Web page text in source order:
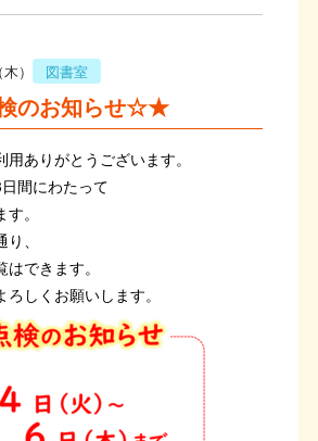
） 図書室
のお知らせ☆★
ありがとうございます。
間にわたって
。
、
できます。
しくお願いします。